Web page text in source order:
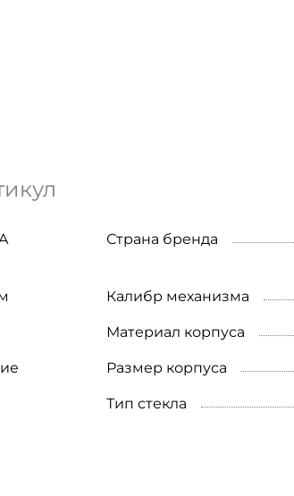
Страна бренда
Калибр механизма
Материал корпуса
Размер корпуса
Тип стекла